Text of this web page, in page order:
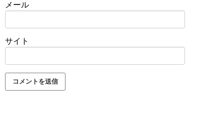
メール
サイト